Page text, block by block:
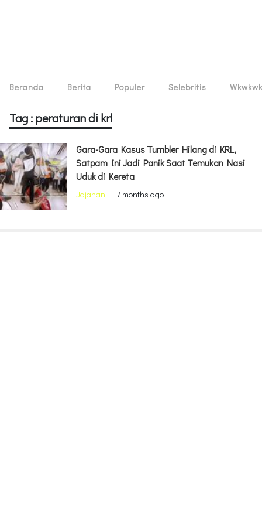
Beranda Berita Populer Selebritis Wkwkwk
Tag : peraturan di krl
Gara-Gara Kasus Tumbler Hilang di KRL,
Satpam Ini Jadi Panik Saat Temukan Nasi
Uduk di Kereta
Jajanan | 7 months ago